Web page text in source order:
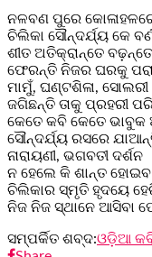
ନଳବଣ ପୁରେ
ଚିଲିକା ସୌନ୍ଦର୍ଯ୍ୟ କେ
ଶୀତ ଅତିକ୍ରାନ୍ତେ ବଢ଼ନ୍ତେ
ଫେରନ୍ତି ନିଜର ଘରକୁ ପରା
ମାମୁଁ, ଘଣ୍ଟଶିଳା, ସୋଲରୀ
ଜଗିଛନ୍ତି ତାକୁ ପ୍ରହରୀ
କେତେ କବି କେତେ ଭାବୁକ
ସୌନ୍ଦର୍ଯ୍ୟ ରସରେ
ନାରାୟଣୀ, ଭଗବତୀ ଦର୍ଶନ
ନ ହେଲେ କି ଶାନ୍ତ
ଚିଲିକାର ସ୍ମୃତି ହୃଦୟେ
ନିଜ ନିଜ ସ୍ଥାନେ ଆସିବା
ସମ୍ପର୍କିତ ଶବ୍ଦ:ଓଡ଼ିଆ